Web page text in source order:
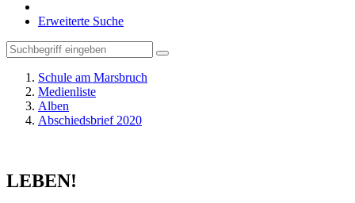
Erweiterte Suche
Schule am Marsbruch
Medienliste
Alben
Abschiedsbrief 2020
LEBEN!